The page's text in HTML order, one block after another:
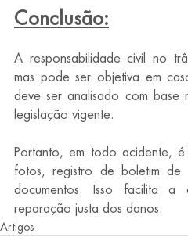
Conclusão:
A responsabilidade civil no
mas pode ser objetiva em
deve ser analisado com base
legislação vigente.
Portanto, em todo acidente, é
fotos, registro de boletim de
documentos. Isso facilita
reparação justa dos danos.
Artigos